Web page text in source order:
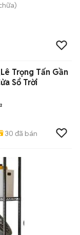
Trọng Tấn Gần
Sổ Trời
30 đã bán